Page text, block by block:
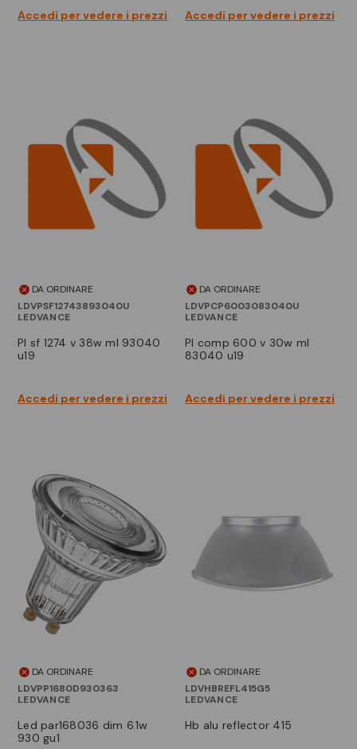
Accedi per vedere i prezzi Accedi per vedere i prezzi
DA ORDINARE
LDVPSF12743893040U
LEDVANCE
pl sf 1274 v 38w ml 93040
u19
Accedi per vedere i prezzi
DA ORDINARE
LDVPCP6003083040U
LEDVANCE
pl comp 600 v 30w ml
83040 u19
Accedi per vedere i prezzi
DA ORDINARE
LDVPP1680D930363
LEDVANCE
led par168036 dim 6.1w
930 gu1
DA ORDINARE
LDVHBREFL415G5
LEDVANCE
hb alu reflector 415